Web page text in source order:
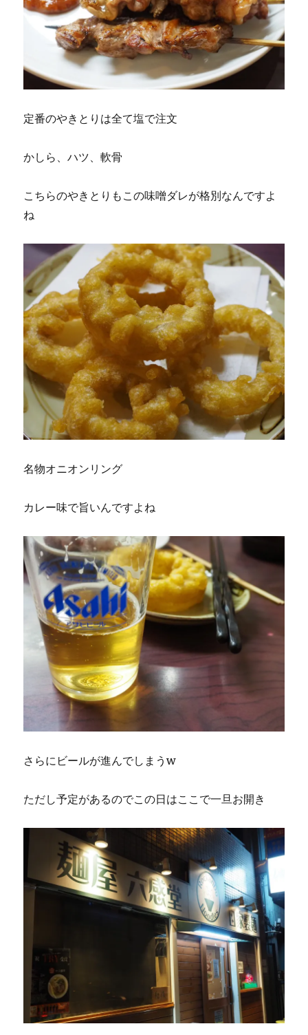
定番のやきとりは全て塩で注文
かしら、ハツ、軟骨
こちらのやきとりもこの味噌ダレが格別なんですよ
ね
名物オニオンリング
カレー味で旨いんですよね
さらにビールが進んでしまうw
ただし予定があるのでこの日はここで一旦お開き